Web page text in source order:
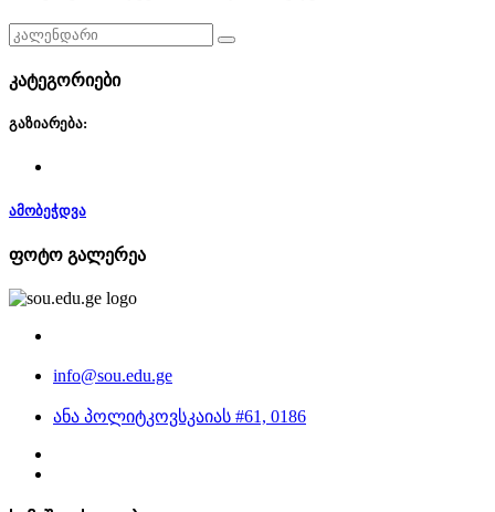
კატეგორიები
გაზიარება:
ამობეჭდვა
ფოტო გალერეა
info@sou.edu.ge
ანა პოლიტკოვსკაიას #61, 0186